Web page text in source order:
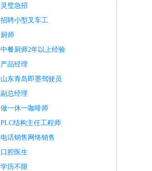
灵璧急招
招聘小型叉车工
厨师
中餐厨师2年以上经验
产品经理
山东青岛即墨驾驶员
副总经理
做一休一咖啡师
PLC结构主任工程师
电话销售网络销售
口腔医生
学历不限